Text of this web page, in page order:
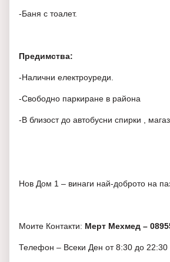
-Баня с тоалет.
Предимства:
-Налични електроуреди.
-Свободно паркиране в района
-В близост до автобусни спирки ,
Нов Дом 1 – винаги най-доброто на
Моите Контакти: Мерт Мехмед –
Телефон – Всеки Ден от 8:30 до 22:30